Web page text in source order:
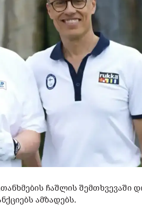
ჩაშლის შემთხვევაში
ამზადებს.